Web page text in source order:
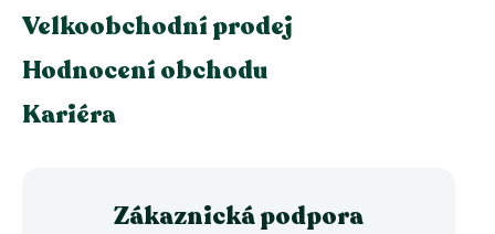
Velkoobchodní prodej
Hodnocení obchodu
Kariéra
Zákaznická podpora